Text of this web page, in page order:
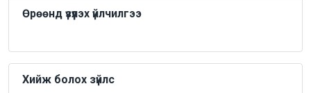
Өрөөнд үзүүлэх үйлчилгээ
Хийж болох зүйлс